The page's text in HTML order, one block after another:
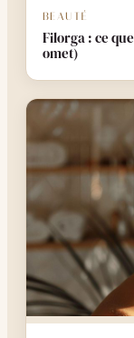
BEAUTÉ
Filorga : ce
omet)